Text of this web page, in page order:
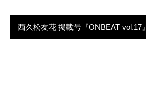
西久松友花 掲載号『ONBEAT vol.17』